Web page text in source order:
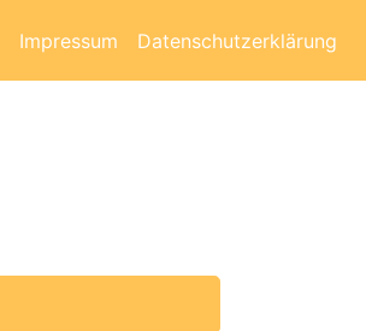
Impressum Datenschutzerklärung